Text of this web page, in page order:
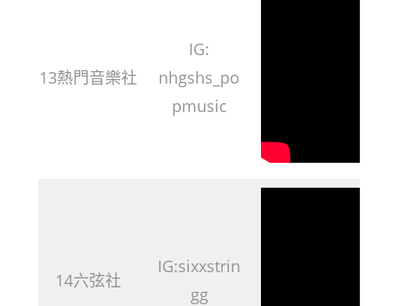
13熱門音樂社
IG:
nhgshs_po
pmusic
14六弦社
IG:sixxstrin
gg